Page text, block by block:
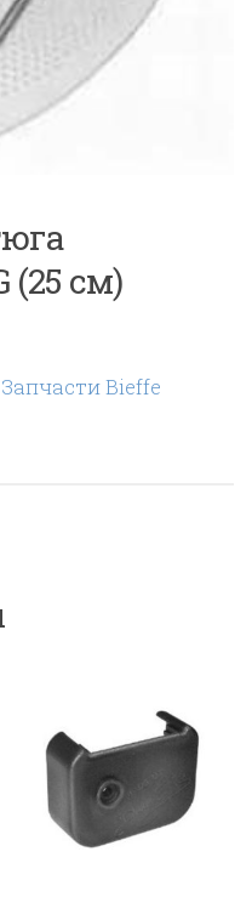
(25 см)
Запчасти Bieffe